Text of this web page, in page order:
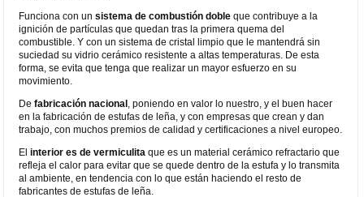
Funciona con unsistema de combustión doble que contribuye a la
ignición de partículas que quedan tras la primera quema del
combustible. Y con un sistema de cristal limpio que le mantendrá sin
suciedad su vidrio cerámico resistente a altas temperaturas. De esta
forma, se evita que tenga que realizar un mayor esfuerzo en su
movimiento.
Defabricación nacional , poniendo en valor lo nuestro, y el buen hacer
en la fabricación de estufas de leña, y con empresas que crean y dan
trabajo, con muchos premios de calidad y certificaciones a nivel europeo.
Elinterior es de vermiculita que es un material cerámico refractario que
refleja el calor para evitar que se quede dentro de la estufa y lo transmita
al ambiente, en tendencia con lo que están haciendo el resto de
fabricantes de estufas de leña.